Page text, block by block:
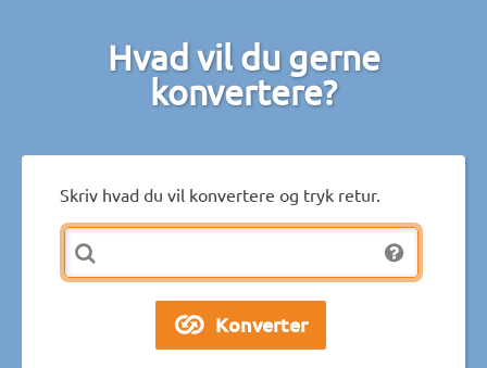
Hvad vil du gerne
konvertere?
Skriv hvad du vil konvertere og tryk retur.